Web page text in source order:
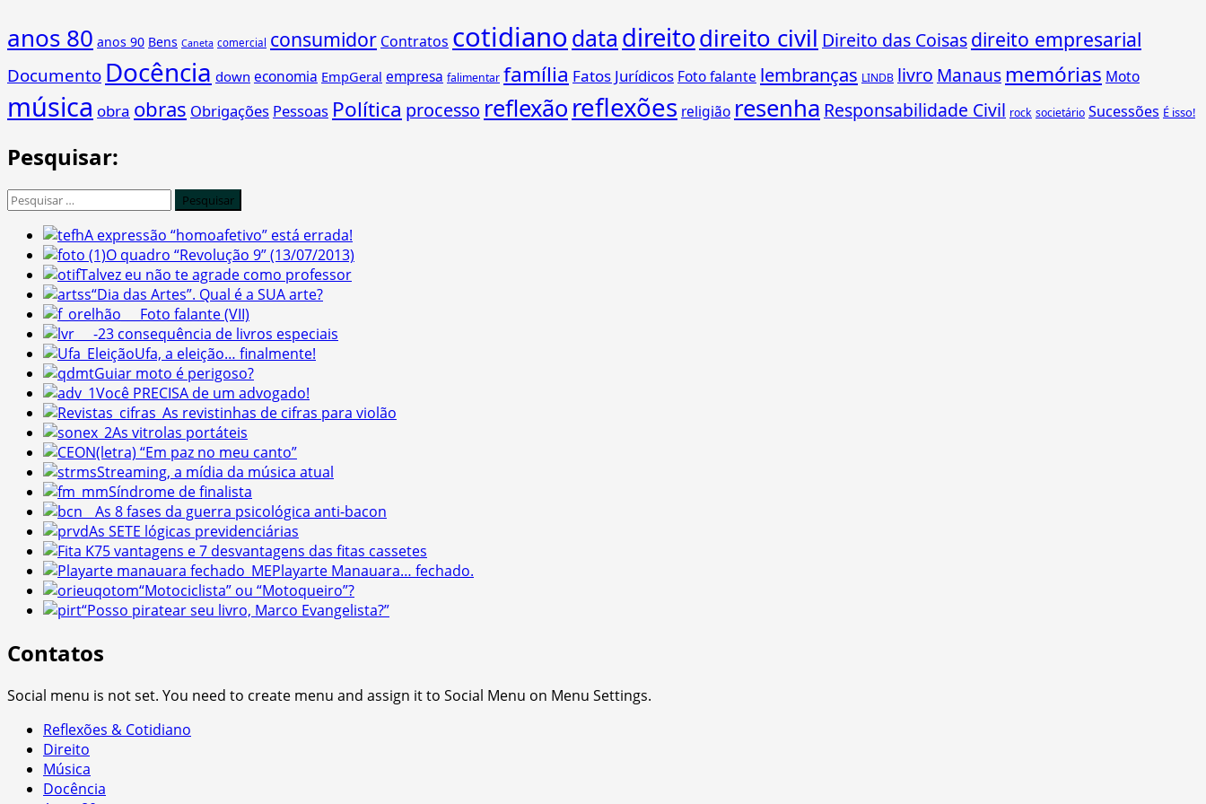
anos 80 anos 90 Bens Caneta comercial consumidor Contratos cotidianodata direitodireito civil Direito das Coisasdireito empresarial
Documento Docência down economia EmpGeral empresa falimentar família Fatos Jurídicos Foto falante lembranças LINDB livro Manaus memórias Moto
música obra obras Obrigações Pessoas Política processo reflexão reflexões religião resenha Responsabilidade Civil rock societário Sucessões É isso!
Pesquisar:
Pesquisar
A expressão “homoafetivo” está errada!
O quadro “Revolução 9” (13/07/2013)
Talvez eu não te agrade como professor
“Dia das Artes”. Qual é a SUA arte?
Foto falante (VII)
3 consequência de livros especiais
Ufa, a eleição… finalmente!
Guiar moto é perigoso?
Você PRECISA de um advogado!
As revistinhas de cifras para violão
As vitrolas portáteis
(letra) “Em paz no meu canto”
Streaming, a mídia da música atual
Síndrome de finalista
As 8 fases da guerra psicológica anti-bacon
As SETE lógicas previdenciárias
5 vantagens e 7 desvantagens das fitas cassetes
Playarte Manauara… fechado.
“Motociclista” ou “Motoqueiro”?
“Posso piratear seu livro, Marco Evangelista?”
Contatos
Social menu is not set. You need to create menu and assign it to Social Menu on Menu Settings.
Reflexões & Cotidiano
Direito
Música
Docência